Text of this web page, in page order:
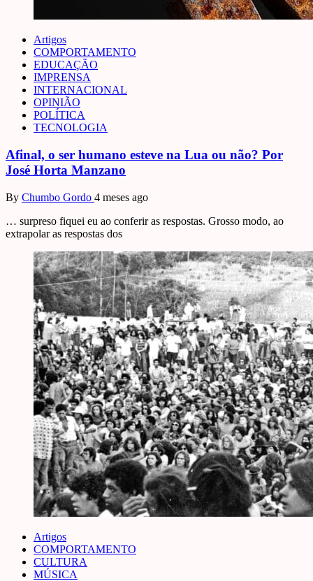
Artigos
COMPORTAMENTO
EDUCAÇÃO
IMPRENSA
INTERNACIONAL
OPINIÃO
POLÍTICA
TECNOLOGIA
Afinal, o ser humano esteve na Lua ou não? Por
José Horta Manzano
By Chumbo Gordo 4 meses ago
… surpreso fiquei eu ao conferir as respostas. Grosso modo, ao
extrapolar as respostas dos
Artigos
COMPORTAMENTO
CULTURA
MÚSICA